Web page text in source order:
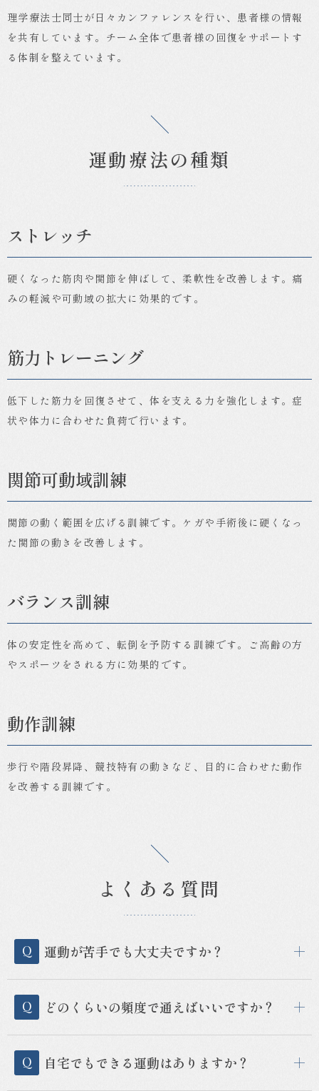
理学療法士同士が日々カンファレンスを行い、患者様の情報
を共有しています。チーム全体で患者様の回復をサポートす
る体制を整えています。
運動療法の種類
ストレッチ
硬くなった筋肉や関節を伸ばして、柔軟性を改善します。痛
みの軽減や可動域の拡大に効果的です。
筋力トレーニング
低下した筋力を回復させて、体を支える力を強化します。症
状や体力に合わせた負荷で行います。
関節可動域訓練
関節の動く範囲を広げる訓練です。ケガや手術後に硬くなっ
た関節の動きを改善します。
バランス訓練
体の安定性を高めて、転倒を予防する訓練です。ご高齢の方
やスポーツをされる方に効果的です。
動作訓練
歩行や階段昇降、競技特有の動きなど、目的に合わせた動作
を改善する訓練です。
よくある質問
運動が苦手でも大丈夫ですか？
どのくらいの頻度で通えばいいですか？
自宅でもできる運動はありますか？